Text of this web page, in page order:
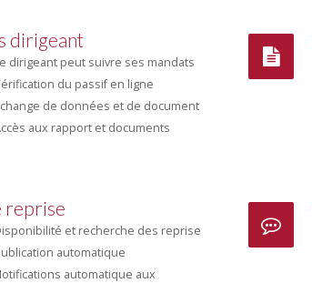
dirigeant
dirigeant peut suivre ses mandats
du passif en ligne
de données et de document
aux rapport et documents
reprise
et recherche des reprise
automatique
automatique aux